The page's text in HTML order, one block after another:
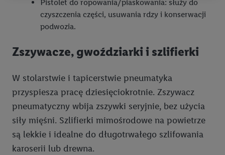
Pistolet do ropowania/piaskowania: służy do
czyszczenia części, usuwania rdzy i konserwacji
podwozia.
Zszywacze, gwoździarki i szlifierki
W stolarstwie i tapicerstwie pneumatyka
przyspiesza pracę dziesięciokrotnie. Zszywacz
pneumatyczny wbija zszywki seryjnie, bez użycia
siły mięśni. Szlifierki mimośrodowe na powietrze
są lekkie i idealne do długotrwałego szlifowania
karoserii lub drewna.
odbywa się w celu kontrolowania naszych własnych reklam i
umożliwienia podmiotom trzecim wyświetlania treści
urządzeń końcowych przypisanych do Państwa i członków
Państwa gospodarstwa domowego. Jeśli są Państwo
zachowań zakupowych w sklepie będą również przetwarzane
w tych celach. Ponadto dane dotyczące Państwa zachowań
zakupowych w usługach Lidl zostaną udostępnione jednemu z
wyżej wymienionych partnerów, aby mógł on analizować
statystyki kampanii reklamowych swoich klientówjako
niezależny administrator danych